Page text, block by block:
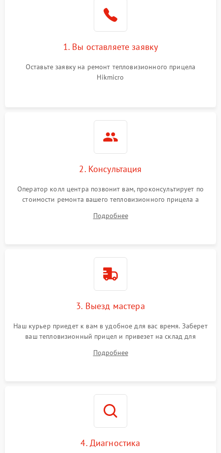
1. Вы оставляете заявку
Оставьте заявку на ремонт тепловизионного прицела
Hikmicro
2. Консультация
Оператор колл центра позвонит вам, проконсультирует по
стоимости ремонта вашего тепловизионного прицела а
Подробнее
3. Выезд мастера
Наш курьер приедет к вам в удобное для вас время. Заберет
ваш тепловизионный прицел и привезет на склад для
Подробнее
4. Диагностика